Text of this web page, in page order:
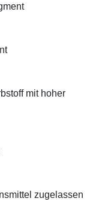
mit hoher
zugelassen